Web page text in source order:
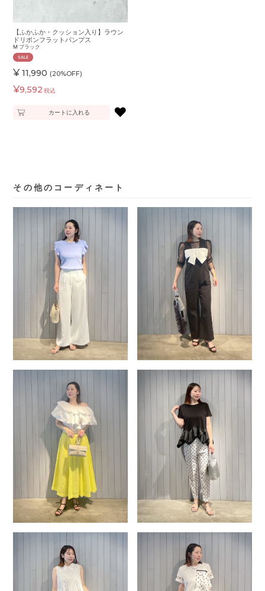
【ふかふか・クッション入り】ラウン
ドリボンフラットパンプス
M ブラック
SALE
¥ 11,990 (20%OFF)
¥9,592 税込
カートに入れる ♥
その他のコーディネート